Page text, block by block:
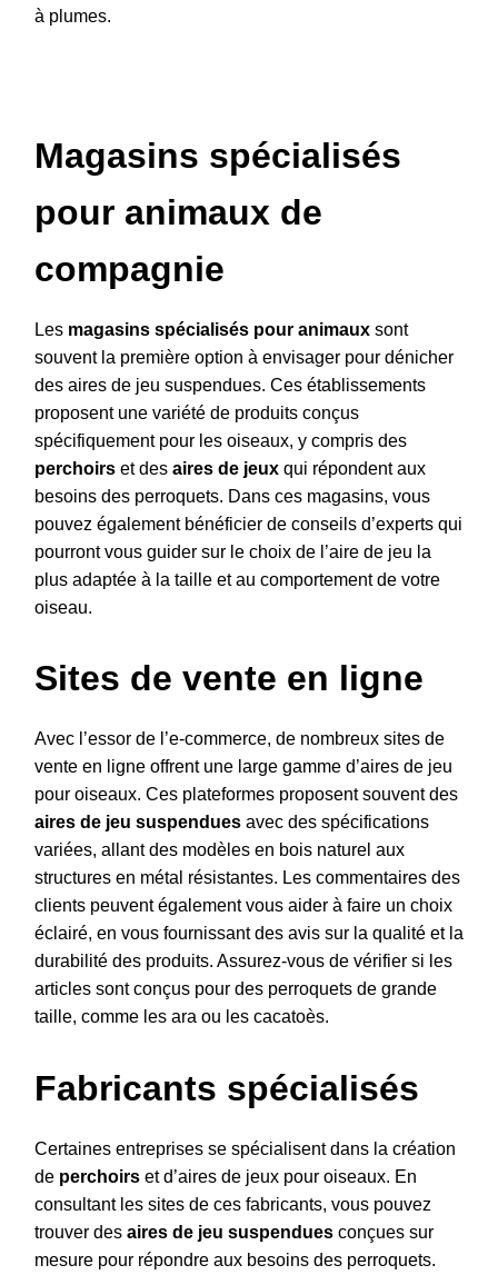
à plumes.
Magasins spécialisés
pour animaux de
compagnie
Les magasins spécialisés pour animaux sont
souvent la première option à envisager pour dénicher
des aires de jeu suspendues. Ces établissements
proposent une variété de produits conçus
spécifiquement pour les oiseaux, y compris des
perchoirs et des aires de jeux qui répondent aux
besoins des perroquets. Dans ces magasins, vous
pouvez également bénéficier de conseils d’experts qui
pourront vous guider sur le choix de l’aire de jeu la
plus adaptée à la taille et au comportement de votre
oiseau.
Sites de vente en ligne
Avec l’essor de l’e-commerce, de nombreux sites de
vente en ligne offrent une large gamme d’aires de jeu
pour oiseaux. Ces plateformes proposent souvent des
aires de jeu suspendues avec des spécifications
variées, allant des modèles en bois naturel aux
structures en métal résistantes. Les commentaires des
clients peuvent également vous aider à faire un choix
éclairé, en vous fournissant des avis sur la qualité et la
durabilité des produits. Assurez-vous de vérifier si les
articles sont conçus pour des perroquets de grande
taille, comme les ara ou les cacatoès.
Fabricants spécialisés
Certaines entreprises se spécialisent dans la création
de perchoirs et d’aires de jeux pour oiseaux. En
consultant les sites de ces fabricants, vous pouvez
trouver des aires de jeu suspendues conçues sur
mesure pour répondre aux besoins des perroquets.